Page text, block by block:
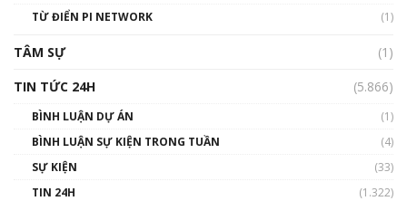
01:29:26
TỪ ĐIỂN PI NETWORK
(1)
TÂM SỰ
(1)
TIN TỨC 24H
(5.866)
BÌNH LUẬN DỰ ÁN
(1)
BÌNH LUẬN SỰ KIỆN TRONG TUẦN
(4)
SỰ KIỆN
(33)
TIN 24H
(1.322)